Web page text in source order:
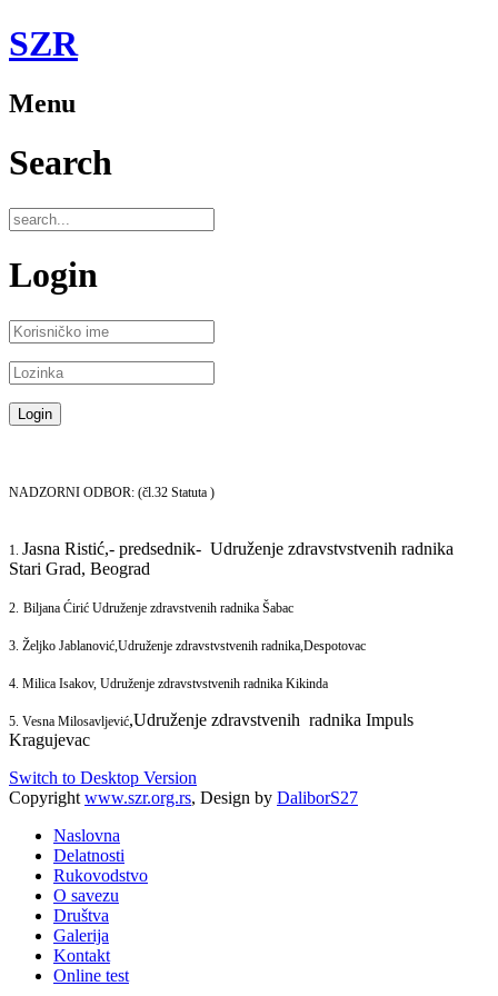
SZR
Menu
Search
Login
NADZORNI ODBOR: (čl.32 Statuta )
1. Jasna Ristić,- predsednik- Udruženje zdravstvstvenih radnika
Stari Grad, Beograd
2. Biljana Ćirić Udruženje zdravstvenih radnika Šabac
3. Željko Jablanović,Udruženje zdravstvstvenih radnika,Despotovac
4. Milica Isakov, Udruženje zdravstvstvenih radnika Kikinda
5. Vesna Milosavljević,Udruženje zdravstvenih radnika Impuls
Kragujevac
Switch to Desktop Version
Copyright www.szr.org.rs, Design by DaliborS27
Naslovna
Delatnosti
Rukovodstvo
O savezu
Društva
Galerija
Kontakt
Online test